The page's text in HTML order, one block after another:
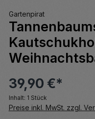
Gartenpirat
39,90 €*
Inhalt: 1 Stück
Preise inkl. MwSt. zzgl.